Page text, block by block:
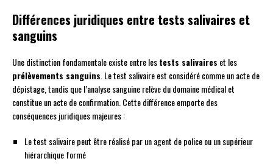
Différences juridiques entre tests salivaires et
sanguins
Une distinction fondamentale existe entre lestests salivaires et les
prélèvements sanguins . Le test salivaire est considéré comme un acte de
dépistage, tandis que l’analyse sanguine relève du domaine médical et
constitue un acte de confirmation. Cette différence emporte des
conséquences juridiques majeures :
Le test salivaire peut être réalisé par un agent de police ou un supérieur
hiérarchique formé